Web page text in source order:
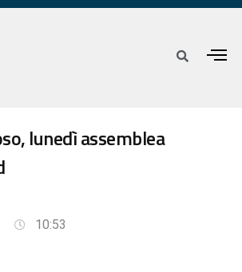
lunedì assemblea
10:53